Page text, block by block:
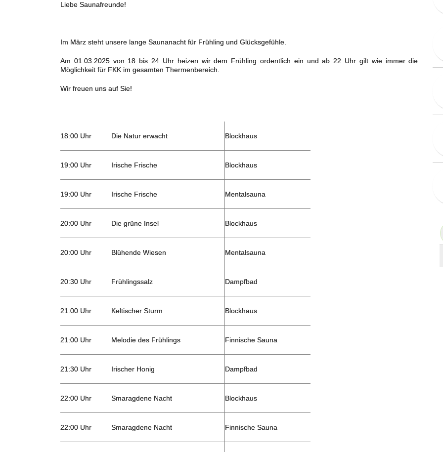
Liebe Saunafreunde!
Im März steht unsere lange Saunanacht für Frühling und Glücksgefühle.
Am 01.03.2025 von 18 bis 24 Uhr heizen wir dem Frühling ordentlich ein und ab 22 Uhr gilt wie immer die
Möglichkeit für FKK im gesamten Thermenbereich.
Wir freuen uns auf Sie!
18:00 Uhr Die Natur erwacht Blockhaus
19:00 Uhr Irische Frische Blockhaus
19:00 Uhr Irische Frische Mentalsauna
20:00 Uhr Die grüne Insel Blockhaus
20:00 Uhr Blühende Wiesen Mentalsauna
20:30 Uhr Frühlingssalz Dampfbad
21:00 Uhr Keltischer Sturm Blockhaus
21:00 Uhr Melodie des Frühlings Finnische Sauna
21:30 Uhr Irischer Honig Dampfbad
22:00 Uhr Smaragdene Nacht Blockhaus
22:00 Uhr Smaragdene Nacht Finnische Sauna